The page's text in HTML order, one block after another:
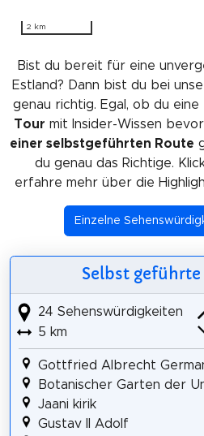
2 km
Bist du bereit für eine
Estland? Dann bist du bei
genau richtig. Egal, ob du eine
Tour mit Insider-Wissen
einer selbstgeführten Route
du genau das Richtige.
erfahre mehr über die
Einzelne
Selbst geführte
24 Sehenswürdigkeiten
5 km
Gottfried Albrecht
Botanischer Garten der
Jaani kirik
Gustav II Adolf